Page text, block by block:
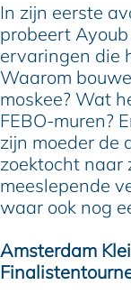
In zijn eerste
probeert
ervaringen die
Waarom
moskee? Wat
FEBO-muren?
zijn moeder de
zoektocht naar
meeslepende
waar ook nog
Amsterdam